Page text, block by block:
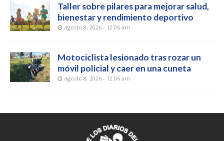
Taller sobre pilares para mejorar salud,
bienestar y rendimiento deportivo
agosto 8, 2026 - 12:06 am
Motociclista lesionado tras rozar un
móvil policial y caer en una cuneta
agosto 8, 2026 - 12:06 am